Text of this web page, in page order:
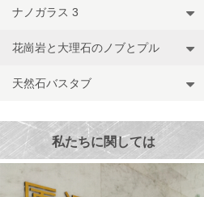
ナノガラス 3
花崗岩と大理石のノブとプル
天然石バスタブ
私たちに関しては